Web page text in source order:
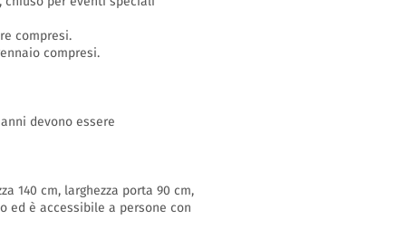
compresi.
compresi.
devono essere
140 cm, larghezza porta 90 cm,
ed è accessibile a persone con